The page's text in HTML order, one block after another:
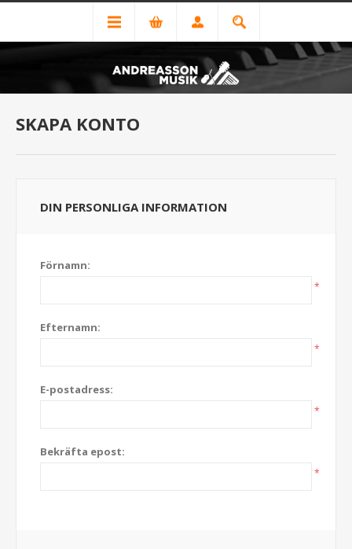
SKAPA KONTO
DIN PERSONLIGA INFORMATION
Förnamn:
*
Efternamn:
*
E-postadress:
*
Bekräfta epost:
*